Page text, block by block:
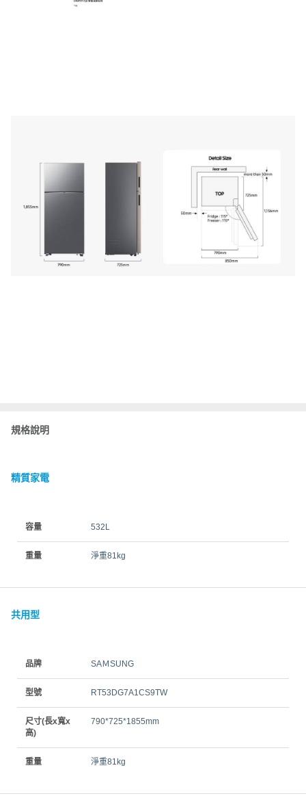
規格說明
精質家電
容量 532L
重量 淨重81kg
共用型
品牌 SAＭSUNG
型號 RT53DG7A1CS9TW
尺寸(長x寬x
高)
790*725*1855mm
重量 淨重81kg